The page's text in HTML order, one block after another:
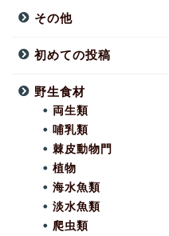
その他
初めての投稿
野生食材
両生類
哺乳類
棘皮動物門
植物
海水魚類
淡水魚類
爬虫類